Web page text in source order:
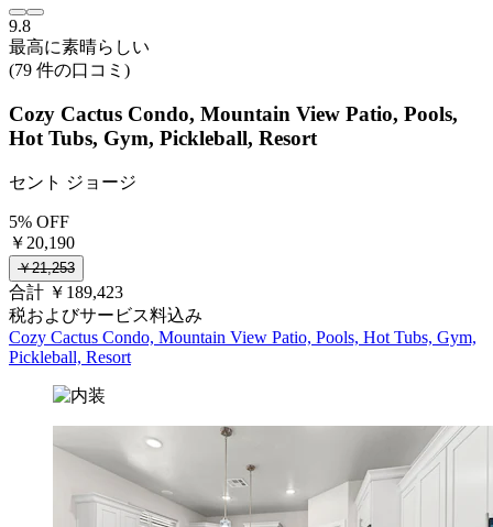
9.8
最高に素晴らしい
(79 件の口コミ)
Cozy Cactus Condo, Mountain View Patio, Pools,
Hot Tubs, Gym, Pickleball, Resort
セント ジョージ
5% OFF
￥20,190
￥21,253
合計 ￥189,423
税およびサービス料込み
Cozy Cactus Condo, Mountain View Patio, Pools, Hot Tubs, Gym,
Pickleball, Resort